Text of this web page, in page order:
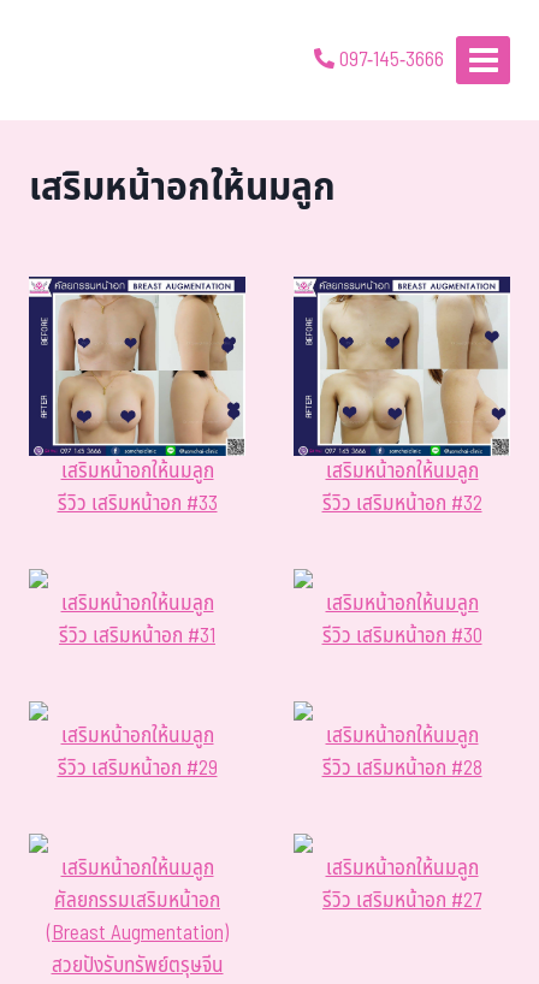
097-145-3666
เสริมหน้าอกให้นมลูก
เสริมหน้าอกให้นมลูก
รีวิว เสริมหน้าอก #33
เสริมหน้าอกให้นมลูก
รีวิว เสริมหน้าอก #32
เสริมหน้าอกให้นมลูก
รีวิว เสริมหน้าอก #31
เสริมหน้าอกให้นมลูก
รีวิว เสริมหน้าอก #30
เสริมหน้าอกให้นมลูก
รีวิว เสริมหน้าอก #29
เสริมหน้าอกให้นมลูก
รีวิว เสริมหน้าอก #28
เสริมหน้าอกให้นมลูก
ศัลยกรรมเสริมหน้าอก
(Breast Augmentation)
สวยปังรับทรัพย์ตรุษจีน
เสริมหน้าอกให้นมลูก
รีวิว เสริมหน้าอก #27